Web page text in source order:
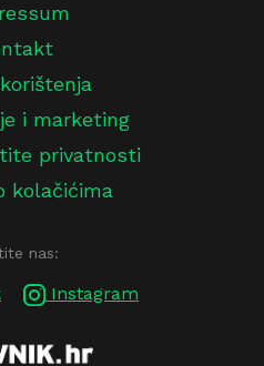
i marketing
privatnosti
kolačićima
nas:
Instagram